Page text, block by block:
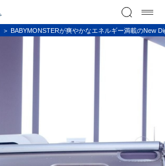
BABYMONSTERが爽やかなエネルギー満載のNew